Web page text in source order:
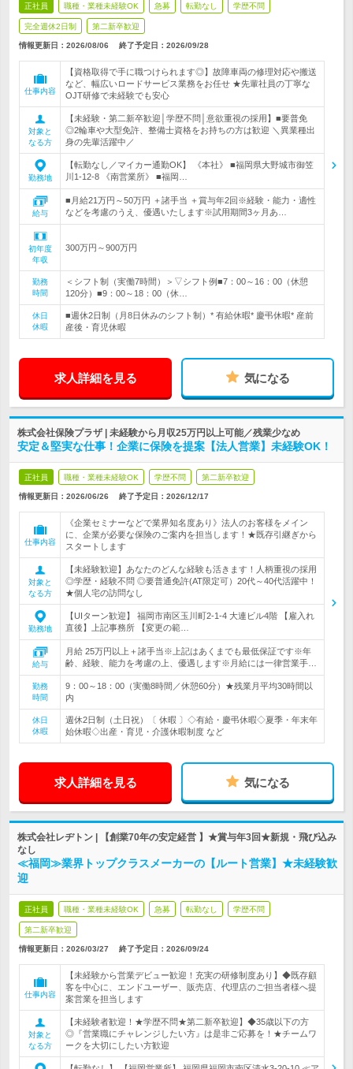
正社員 職種・業種未経験OK 急募 転勤なし 学歴不問
完全週休2日制 第二新卒歓迎
情報更新日：2026/08/06 終了予定日： 2026/09/28
仕事内容
【資格取得で手に職つけられます◎】故障車両の修理対応や搬送
など、幅広いロードサービス業務をお任せ ★先輩社員の丁寧な
OJT研修で未経験でも安心
対象と
なる方
【未経験・第二新卒歓迎│学歴不問│意欲重視の採用】■要普免
◎2輪車や大型免許、整備士資格をお持ちの方は歓迎 ＼異業種出
身の先輩活躍中／
勤務地
【転勤なし／マイカー通勤OK】 《本社》 ■福岡県大野城市御笠
川1-12-8 《南営業所》 ■福岡…
給与
■月給21万円～50万円 ＋諸手当 ＋賞与年2回※経験・能力・適性
などを考慮のうえ、優遇いたします※試用期間3ヶ月あ…
初年度
年収
300万円～900万円
勤務
時間
＜シフト制（実働7時間）＞▽シフト例■7：00～16：00（休憩
120分）■9：00～18：00（休…
休日
休暇
■週休2日制（月8日休みのシフト制）* 有給休暇* 慶弔休暇* 産前
産後・育児休暇
求人詳細を見る 気になる
株式会社保険プラザ | 未経験から月収25万円以上可能／残業少なめ
安定＆堅実な仕事！企業に保険を提案【法人営業】未経験OK！
正社員 職種・業種未経験OK 学歴不問 第二新卒歓迎
情報更新日：2026/06/26 終了予定日： 2026/12/17
仕事内容
《企業セミナーなどで業界知名度あり》法人のお客様をメイン
に、企業が必要な保険のご案内を担当します！★既存引継ぎから
スタートします
対象と
なる方
【未経験歓迎】あなたのどんな経験も活きます！人柄重視の採用
◎学歴・経験不問 ◎要普通免許(AT限定可）20代～40代活躍中！
★個人宅の訪問なし
勤務地
【UIターン歓迎】 福岡市南区玉川町2-1-4 大連ビル4階 【雇入れ
直後】上記事務所 【変更の範…
給与
月給 25万円以上＋諸手当※上記はあくまでも最低保証です※年
齢、経験、能力を考慮の上、優遇します※月給には一律営業手…
勤務
時間
9：00～18：00（実働8時間／休憩60分）★残業月平均30時間以
内
休日
休暇
週休2日制（土日祝）〔 休暇 〕◇有給・慶弔休暇◇夏季・年末年
始休暇◇出産・育児・介護休暇制度 など
求人詳細を見る 気になる
株式会社レヂトン | 【創業70年の安定経営 】★賞与年3回★新規・飛び込み
なし
≪福岡≫業界トップクラスメーカーの【ルート営業】★未経験歓
迎
正社員 職種・業種未経験OK 急募 転勤なし 学歴不問
第二新卒歓迎
情報更新日：2026/03/27 終了予定日： 2026/09/24
仕事内容
【未経験から営業デビュー歓迎！充実の研修制度あり】◆既存顧
客を中心に、エンドユーザー、販売店、代理店のご担当者様へ提
案営業を担当します
対象と
なる方
【未経験者歓迎！★学歴不問★第二新卒歓迎】◆35歳以下の方
◎『営業職にチャレンジしたい方』は是非ご応募を！★チームワ
ークを大切にしたい方歓迎